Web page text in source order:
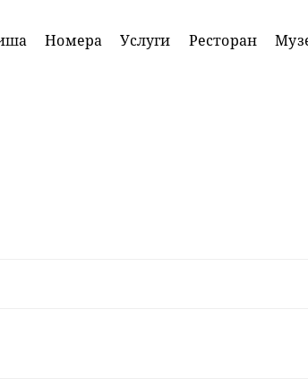
Номера Услуги Ресторан